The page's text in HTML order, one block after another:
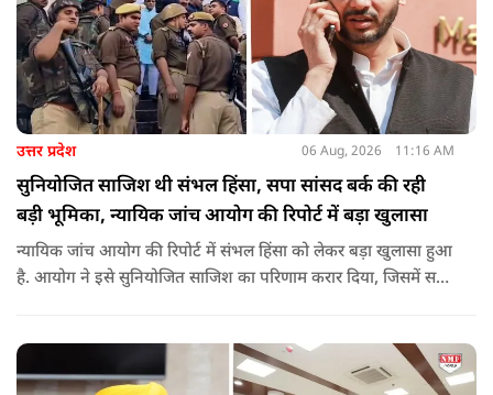
उत्तर प्रदेश 06 Aug, 2026 11:16 AM
सुनियोजित साजिश थी संभल हिंसा, सपा सांसद बर्क की रही
बड़ी भूमिका, न्यायिक जांच आयोग की रिपोर्ट में बड़ा खुलासा
न्यायिक जांच आयोग की रिपोर्ट में संभल हिंसा को लेकर बड़ा खुलासा हुआ
है. आयोग ने इसे सुनियोजित साजिश का परिणाम करार दिया, जिसमें सपा